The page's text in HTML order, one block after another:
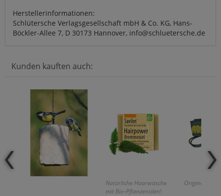
Herstellerinformationen:
Schlütersche Verlagsgesellschaft mbH & Co. KG, Hans-
Böckler-Allee 7, D 30173 Hannover, info@schluetersche.de
Kunden kauften auch:
Natürliche Haarwäsche
mit Bio-Pflanzenölen!
Originell und